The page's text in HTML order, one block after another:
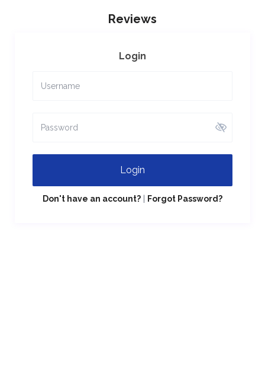
Reviews
Login
Login
Don't have an account? Forgot Password?